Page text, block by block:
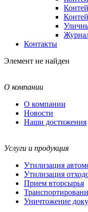
Контакты
Элемент не найден
О компании
О компании
Новости
Наши достижения
Услуги и продукция
Утилизация
Утилизация
Прием вторсырья
Уничтожение